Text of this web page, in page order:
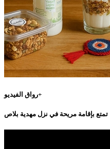
رواق الفيديو+
تمتع بإقامة مريحة في نزل مهدية بلاص